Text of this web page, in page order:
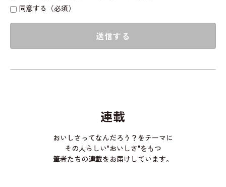
同意する（必須）
送信する
連載
おいしさってなんだろう？をテーマに
その人らしい"おいしさ"をもつ
筆者たちの連載をお届けしています。